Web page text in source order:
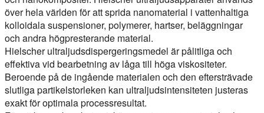
över hela världen för att sprida nanomaterial i vattenhaltiga
kolloidala suspensioner, polymerer, hartser, beläggningar
och andra högpresterande material.
Hielscher ultraljudsdispergeringsmedel är pålitliga och
effektiva vid bearbetning av låga till höga viskositeter.
Beroende på de ingående materialen och den eftersträvade
slutliga partikelstorleken kan ultraljudsintensiteten justeras
exakt för optimala processresultat.